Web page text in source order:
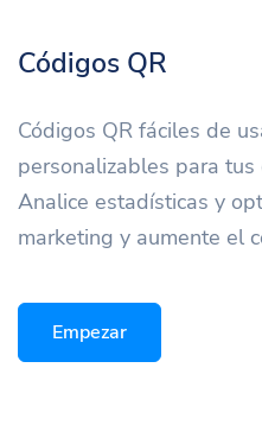
Códigos QR
Códigos QR fáciles de
personalizables para
Analice estadísticas y
marketing y aumente el
Empezar